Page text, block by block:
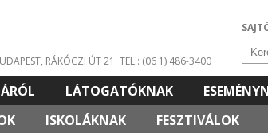
RÁKÓCZI ÚT 21. TEL.: (06 1) 486-3400
ISKOLÁKNAK FESZTIVÁLOK
LÁTOGATÓKNAK